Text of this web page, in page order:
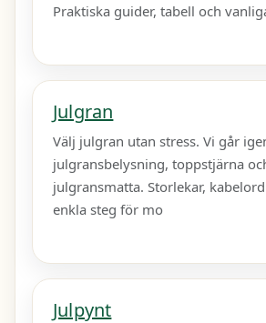
Praktiska guider, tabell och
Julgran
Välj julgran utan stress. Vi går
julgransbelysning, toppstjärna
julgransmatta. Storlekar,
enkla steg för mo
Julpynt